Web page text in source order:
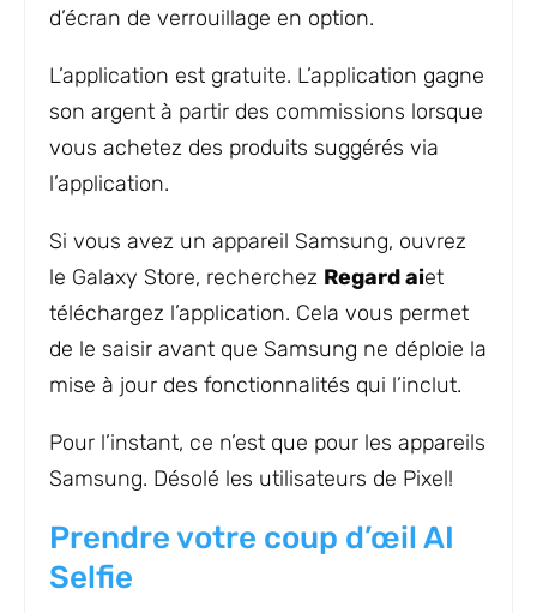
d’écran de verrouillage en option.
L’application est gratuite. L’application gagne
son argent à partir des commissions lorsque
vous achetez des produits suggérés via
l’application.
Si vous avez un appareil Samsung, ouvrez
le Galaxy Store, recherchez Regard aiet
téléchargez l’application. Cela vous permet
de le saisir avant que Samsung ne déploie la
mise à jour des fonctionnalités qui l’inclut.
Pour l’instant, ce n’est que pour les appareils
Samsung. Désolé les utilisateurs de Pixel!
Prendre votre coup d’œil AI
Selfie